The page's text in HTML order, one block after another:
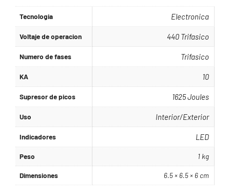
Tecnologia Electronica
Voltaje de operacion 440 Trifasico
Numero de fases Trifasico
KA 10
Supresor de picos 1625 Joules
Uso Interior/Exterior
Indicadores LED
Peso 1 kg
Dimensiones 6.5 × 6.5 × 6 cm